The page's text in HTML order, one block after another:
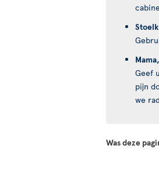
Geef
pijn
we
Was deze